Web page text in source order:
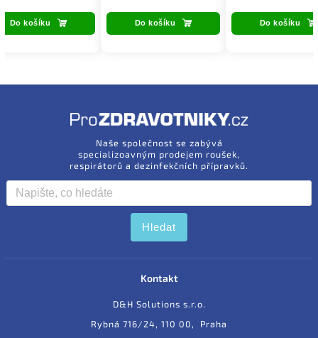
Do košíku Do košíku Do košíku
Naše společnost se zabývá
specializoavným prodejem roušek,
respirátorů a dezinfekčních přípravků.
Hledat
Kontakt
D&H Solutions s.r.o.
Rybná 716/24, 110 00, Praha